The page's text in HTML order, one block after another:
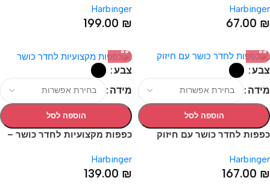
Harbinger
67.00 ₪
WRAP 2.0 GLOVES
Harbinger
199.00 ₪
צבע
מידה
הוספה לסל
כפפות לחדר כושר עם חיזוק
WRISTWRAP GLOVES
Harbinger
167.00 ₪
צבע
מידה
הוספה לסל
כפפות מקצועיות לחדר כושר –
Harbinger
139.00 ₪